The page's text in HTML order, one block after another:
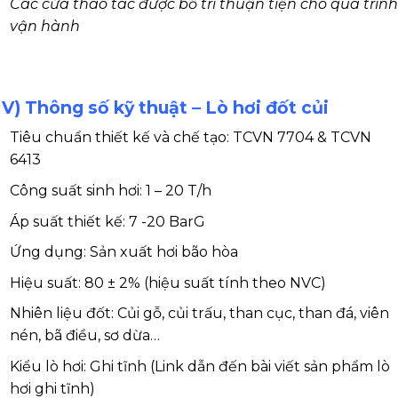
Các cửa thao tác được bố trí thuận tiện cho quá trình
vận hành
Thông số kỹ thuật – Lò hơi đốt củi
Tiêu chuẩn thiết kế và chế tạo: TCVN 7704 & TCVN
6413
Công suất sinh hơi: 1 – 20 T/h
Áp suất thiết kế: 7 -20 BarG
Ứng dụng: Sản xuất hơi bão hòa
Hiệu suất: 80 ± 2% (hiệu suất tính theo NVC)
Nhiên liệu đốt: Củi gỗ, củi trấu, than cục, than đá, viên
nén, bã điều, sơ dừa…
Kiểu lò hơi: Ghi tĩnh (Link dẫn đến bài viết sản phẩm lò
hơi ghi tĩnh)